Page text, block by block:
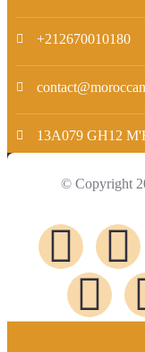
+212670010180
13A079 GH12
© Copyright